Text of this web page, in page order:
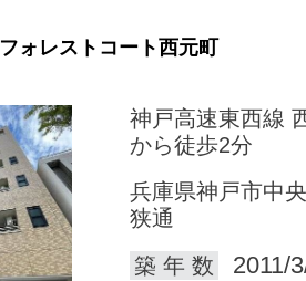
フォレストコート西元町
神戸高速東西線
から徒歩2分
兵庫県神戸市中
狭通
築 年 数
2011/